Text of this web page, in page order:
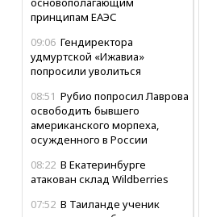
принципам ЕАЭС
09:06 Гендиректора
удмуртской «Ижавиа»
попросили уволиться
08:51 Рубио попросил Лаврова
освободить бывшего
американского морпеха,
осужденного в России
08:22 В Екатеринбурге
атакован склад Wildberries
07:52 В Таиланде ученик